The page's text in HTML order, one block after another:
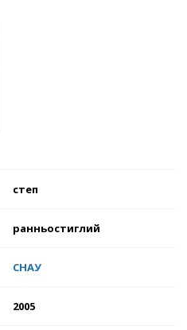
степ
ранньостиглий
СНАУ
2005